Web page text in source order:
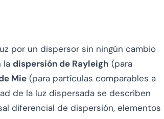
por un dispersor sin ningún cambio
la dispersión de Rayleigh (para
Mie (para partículas comparables a
de la luz dispersada se describen
diferencial de dispersión, elementos